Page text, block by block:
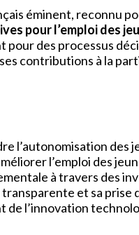
éminent, reconnu
pour l’emploi des
pour des processus
contributions à la
l’autonomisation des
l’emploi des
à travers des
et sa
de l’innovation